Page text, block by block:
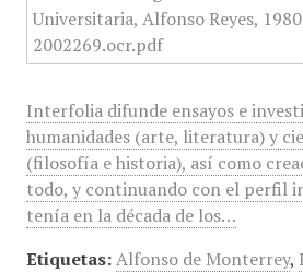
Interfolia difunde ensayos e
humanidades (arte, literatura) y
(filosofía e historia), así como
todo, y continuando con el perfil
tenía en la década de los…
Etiquetas: Alfonso de Monterrey,